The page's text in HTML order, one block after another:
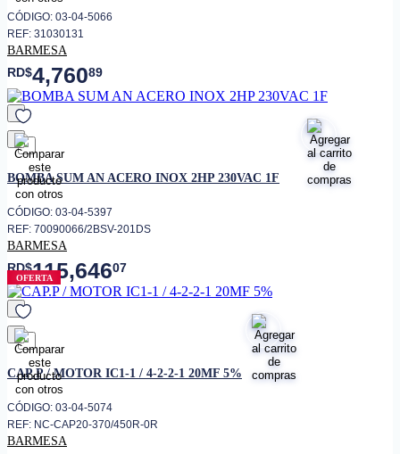
CÓDIGO: 03-04-5066
REF: 31030131
BARMESA
RD$4,76089
favorito
BOMBA SUM AN ACERO INOX 2HP 230VAC 1F
CÓDIGO: 03-04-5397
REF: 70090066/2BSV-201DS
BARMESA
RD$115,64607
OFERTA
favorito
CAP.P / MOTOR IC1-1 / 4-2-2-1 20MF 5%
CÓDIGO: 03-04-5074
REF: NC-CAP20-370/450R-0R
BARMESA